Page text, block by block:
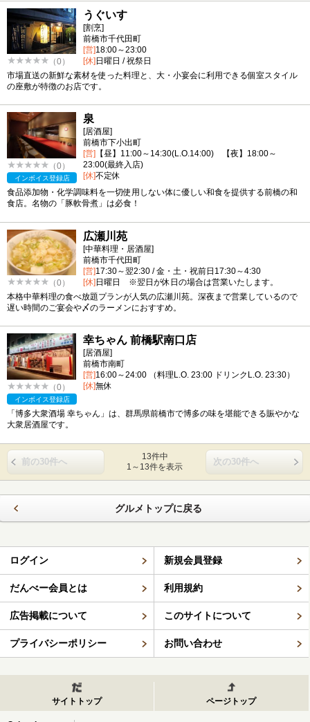
（0）
うぐいす
[割烹]
前橋市千代田町
[営]18:00～23:00
[休]日曜日 / 祝祭日
市場直送の新鮮な素材を使った料理と、大・小宴会に利用できる個室スタイル
の座敷が特徴のお店です。
（0）
インボイス登録店
泉
[居酒屋]
前橋市下小出町
[営] 【昼】11:00～14:30(L.O.14:00) 【夜】18:00～
23:00(最終入店)
[休]不定休
食品添加物・化学調味料を一切使用しない体に優しい和食を提供する前橋の和
食店。名物の「豚軟骨煮」は必食！
（0）
広瀬川苑
[中華料理・居酒屋]
前橋市千代田町
[営]17:30～翌2:30 / 金・土・祝前日17:30～4:30
[休]日曜日 ※翌日が休日の場合は営業いたします。
本格中華料理の食べ放題プランが人気の広瀬川苑。深夜まで営業しているので
遅い時間のご宴会や〆のラーメンにおすすめ。
（0）
インボイス登録店
幸ちゃん 前橋駅南口店
[居酒屋]
前橋市南町
[営]16:00～24:00 （料理L.O. 23:00 ドリンクL.O. 23:30）
[休]無休
「博多大衆酒場 幸ちゃん」は、群馬県前橋市で博多の味を堪能できる賑やかな
大衆居酒屋です。
前の30件へ
13件中
1～13件を表示
次の30件へ
グルメトップに戻る
ログイン 新規会員登録
だんべー会員とは 利用規約
広告掲載について このサイトについて
プライバシーポリシー お問い合わせ
サイトトップ ページトップ